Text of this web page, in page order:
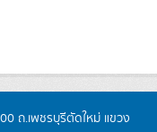
ถ.เพชรบุรีตัดใหม่ แขวง